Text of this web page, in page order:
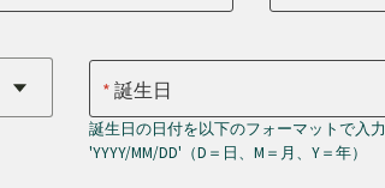
誕生日
誕生日の日付を以下のフォーマットで入
'YYYY/MM/DD'（D＝日、M＝月、Y＝年）